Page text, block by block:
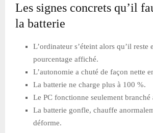
Les signes concrets qu’il
la batterie
L’ordinateur s’éteint alors qu’il reste
pourcentage affiché.
L’autonomie a chuté de façon nette
La batterie ne charge plus à 100 %.
Le PC fonctionne seulement branché
La batterie gonfle, chauffe
déforme.